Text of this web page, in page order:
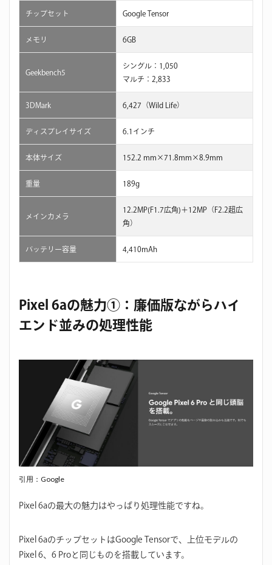
チップセット Google Tensor
メモリ 6GB
Geekbench5
シングル：1,050
マルチ：2,833
3DMark 6,427（Wild Life）
ディスプレイサイズ 6.1インチ
本体サイズ 152.2 mm×71.8mm×8.9mm
重量 189g
メインカメラ
12.2MP(F1.7広角)＋12MP（F2.2超広
角）
バッテリー容量 4,410mAh
Pixel 6aの魅力①：廉価版ながらハイ
エンド並みの処理性能
引用：Google
Pixel 6aの最大の魅力はやっぱり処理性能ですね。
Pixel 6aのチップセットはGoogle Tensorで、上位モデルの
Pixel 6、6 Proと同じものを搭載しています。